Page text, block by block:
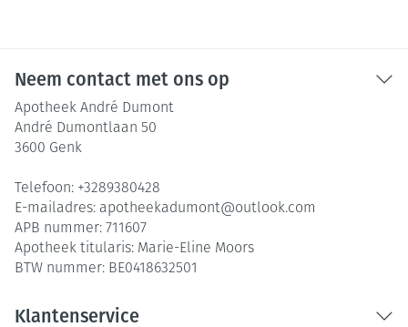
Neem contact met ons op
Apotheek André Dumont
André Dumontlaan 50
3600 Genk
Telefoon: +3289380428
E-mailadres: apotheekadumont@outlook.com
APB nummer: 711607
Apotheek titularis: Marie-Eline Moors
BTW nummer: BE0418632501
Klantenservice